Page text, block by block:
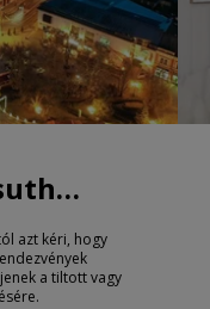
azt kéri, hogy
a tiltott vagy